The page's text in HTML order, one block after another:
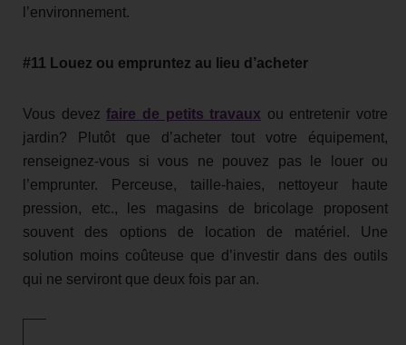
l’environnement.
#11 Louez ou empruntez au lieu d’acheter
Vous devezfaire de petits travaux ou entretenir votre
jardin? Plutôt que d’acheter tout votre équipement,
renseignez-vous si vous ne pouvez pas le louer ou
l’emprunter. Perceuse, taille-haies, nettoyeur haute
pression, etc., les magasins de bricolage proposent
souvent des options de location de matériel. Une
solution moins coûteuse que d’investir dans des outils
qui ne serviront que deux fois par an.